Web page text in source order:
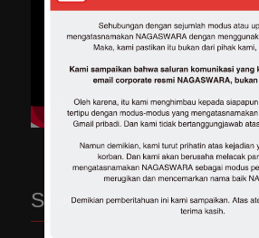
Spotify Playlist